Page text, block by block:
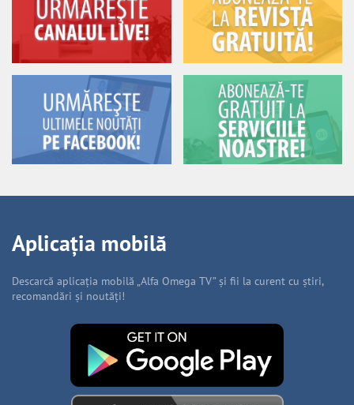
Aplicația mobilă
Descarcă aplicația mobilă „Alfa Omega TV” și fii la curent cu știri,
recomandări și noutăți!